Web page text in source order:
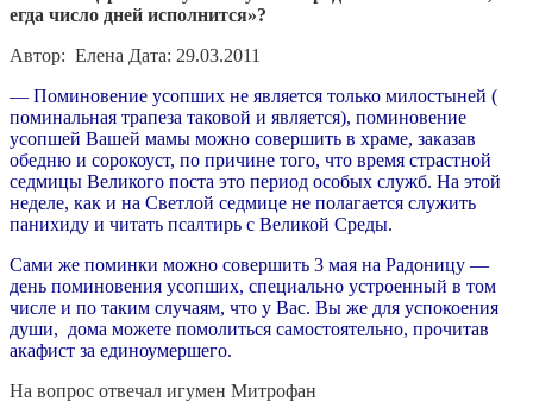
егда число дней исполнится»?
Автор: Елена Дата: 29.03.2011
— Поминовение усопших не является только милостыней (
поминальная трапеза таковой и является), поминовение
усопшей Вашей мамы можно совершить в храме, заказав
обедню и сорокоуст, по причине того, что время страстной
седмицы Великого поста это период особых служб. На этой
неделе, как и на Светлой седмице не полагается служить
панихиду и читать псалтирь с Великой Среды.
Сами же поминки можно совершить 3 мая на Радоницу —
день поминовения усопших, специально устроенный в том
числе и по таким случаям, что у Вас. Вы же для успокоения
души, дома можете помолиться самостоятельно, прочитав
акафист за единоумершего.
На вопрос отвечал игумен Митрофан